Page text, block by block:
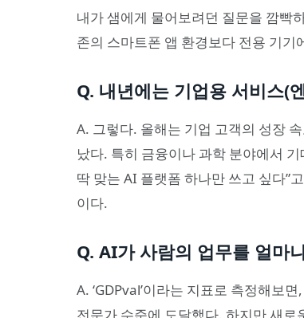
내가 샘에게 물어보려던 질문을 깜빡
존의 스마트폰 앱 환경보다 전용 기기
Q. 내년에는 기업용 서비스(
A. 그렇다. 올해는 기업 고객의 성장
났다. 특히 금융이나 과학 분야에서
딱 맞는 AI 플랫폼 하나만 쓰고 싶다”
이다.
Q. AI가 사람의 업무를 얼마
A. ‘GDPval’이라는 지표로 측정해보